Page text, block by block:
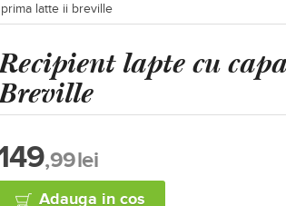
latte ii breville
lapte cu
,99lei
Adauga in cos